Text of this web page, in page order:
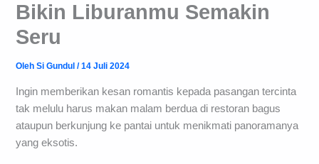
Bikin Liburanmu Semakin
Seru
OlehSi Gundul/14 Juli 2024
Ingin memberikan kesan romantis kepada pasangan tercinta
tak melulu harus makan malam berdua di restoran bagus
ataupun berkunjung ke pantai untuk menikmati panoramanya
yang eksotis.